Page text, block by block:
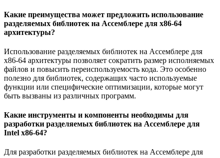
Какие преимущества может предложить использование
разделяемых библиотек на Ассемблере для x86-64
архитектуры?
Использование разделяемых библиотек на Ассемблере для
x86-64 архитектуры позволяет сократить размер исполняемых
файлов и повысить переиспользуемость кода. Это особенно
полезно для библиотек, содержащих часто используемые
функции или специфические оптимизации, которые могут
быть вызваны из различных программ.
Какие инструменты и компоненты необходимы для
разработки разделяемых библиотек на Ассемблере для
Intel x86-64?
Для разработки разделяемых библиотек на Ассемблере для